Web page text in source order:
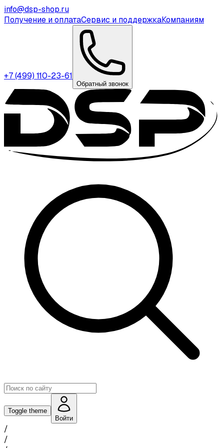
info@dsp-shop.ru
Получение и оплатаСервис и поддержкаКомпаниям
+7 (499) 110-23-61
Обратный звонок
Toggle theme
Войти
/
/